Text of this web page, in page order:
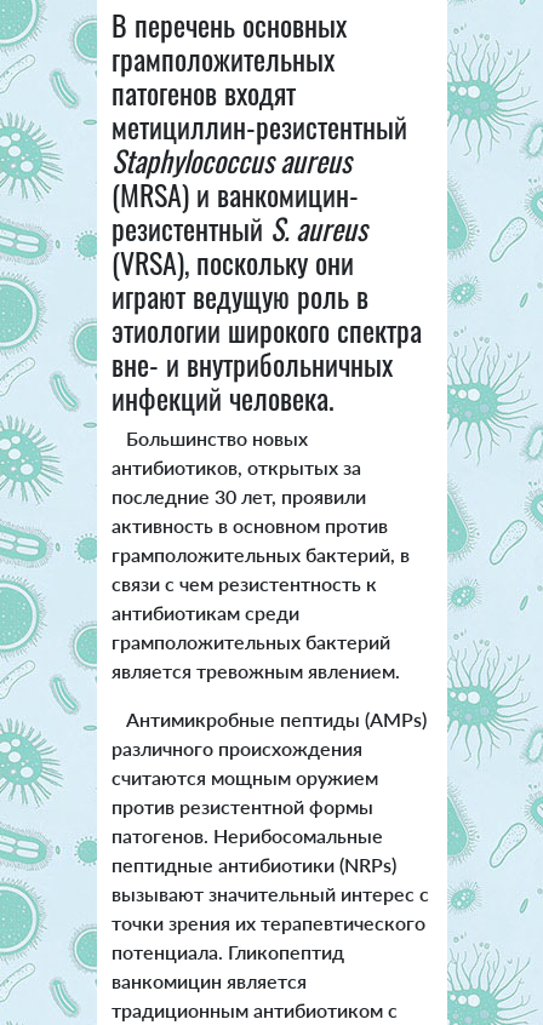
В перечень основных
грамположительных
патогенов входят
метициллин-резистентный
Staphylococcus aureus
(MRSA) и ванкомицин-
резистентный S. aureus
(VRSA), поскольку они
играют ведущую роль в
этиологии широкого спектра
вне- и внутрибольничных
инфекций человека.
Большинство новых
антибиотиков, открытых за
последние 30 лет, проявили
активность в основном против
грамположительных бактерий, в
связи с чем резистентность к
антибиотикам среди
грамположительных бактерий
является тревожным явлением.
Антимикробные пептиды (AMPs)
различного происхождения
считаются мощным оружием
против резистентной формы
патогенов. Нерибосомальные
пептидные антибиотики (NRPs)
вызывают значительный интерес с
точки зрения их терапевтического
потенциала. Гликопептид
ванкомицин является
традиционным антибиотиком с